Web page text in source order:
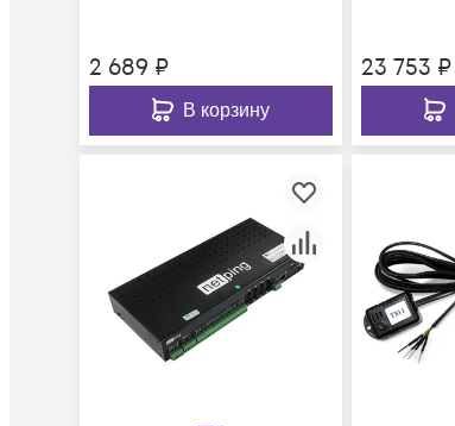
2 689 ₽
В корзину
23 753 ₽